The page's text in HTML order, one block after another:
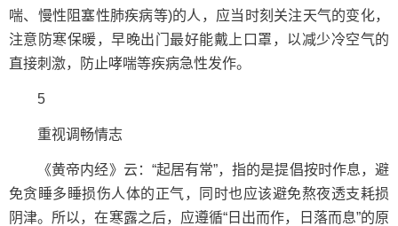
喘、慢性阻塞性肺疾病等)的人，应当时刻关注天气的变化，
注意防寒保暖，早晚出门最好能戴上口罩，以减少冷空气的
直接刺激，防止哮喘等疾病急性发作。
5
重视调畅情志
《黄帝内经》云：“起居有常”，指的是提倡按时作息，避
免贪睡多睡损伤人体的正气，同时也应该避免熬夜透支耗损
阴津。所以，在寒露之后，应遵循“日出而作，日落而息”的原